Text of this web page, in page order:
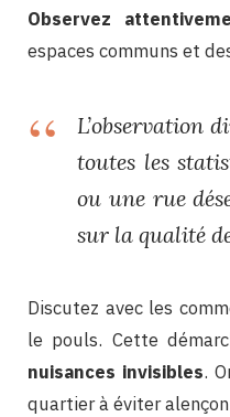
Observez
espaces communs et
L’observation
toutes les
ou une rue
sur la qualité
Discutez avec les
le pouls. Cette
nuisances invisibles.
quartier à éviter